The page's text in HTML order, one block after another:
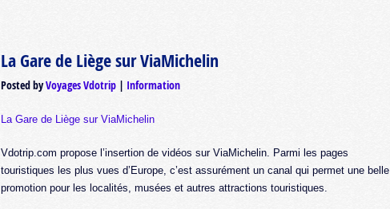
La Gare de Liège sur ViaMichelin
Posted byVoyages Vdotrip Information
La Gare de Liège sur ViaMichelin
Vdotrip.com propose l’insertion de vidéos sur ViaMichelin. Parmi les pages
touristiques les plus vues d’Europe, c’est assurément un canal qui permet une belle
promotion pour les localités, musées et autres attractions touristiques.